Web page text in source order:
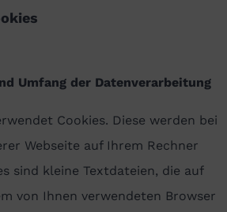
Umfang der Datenverarbeitung
Cookies. Diese werden bei
Webseite auf Ihrem Rechner
sind kleine Textdateien, die auf
von Ihnen verwendeten Browser